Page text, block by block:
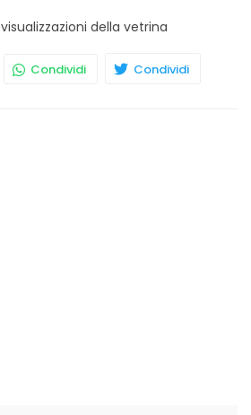
visualizzazioni della vetrina
Condividi Condividi